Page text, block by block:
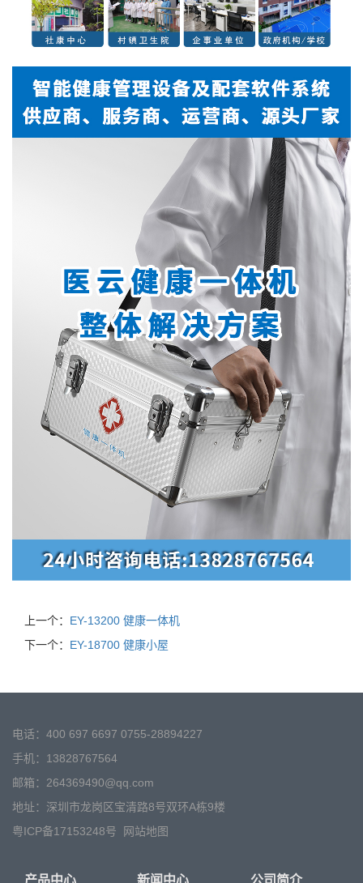
上一个： EY-13200 健康一体机
下一个： EY-18700 健康小屋
电话：400 697 6697 0755-28894227
手机：13828767564
邮箱：264369490@qq.com
地址：深圳市龙岗区宝清路8号双环A栋9楼
粤ICP备17153248号
网站地图